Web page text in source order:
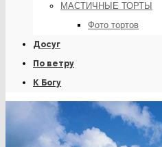
МАСТИЧНЫЕ ТОРТЫ
Фото тортов
Досуг
По ветру
К Богу